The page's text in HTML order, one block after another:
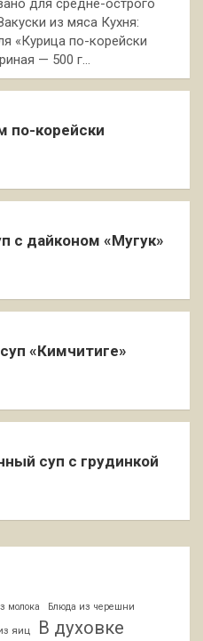
для средне-острого
из мяса Кухня:
«Курица по-корейски
— 500 г…
по-корейски
с дайконом «Мугук»
«Кимчитиге»
суп с грудинкой
молока Блюда из черешни
яиц В духовке